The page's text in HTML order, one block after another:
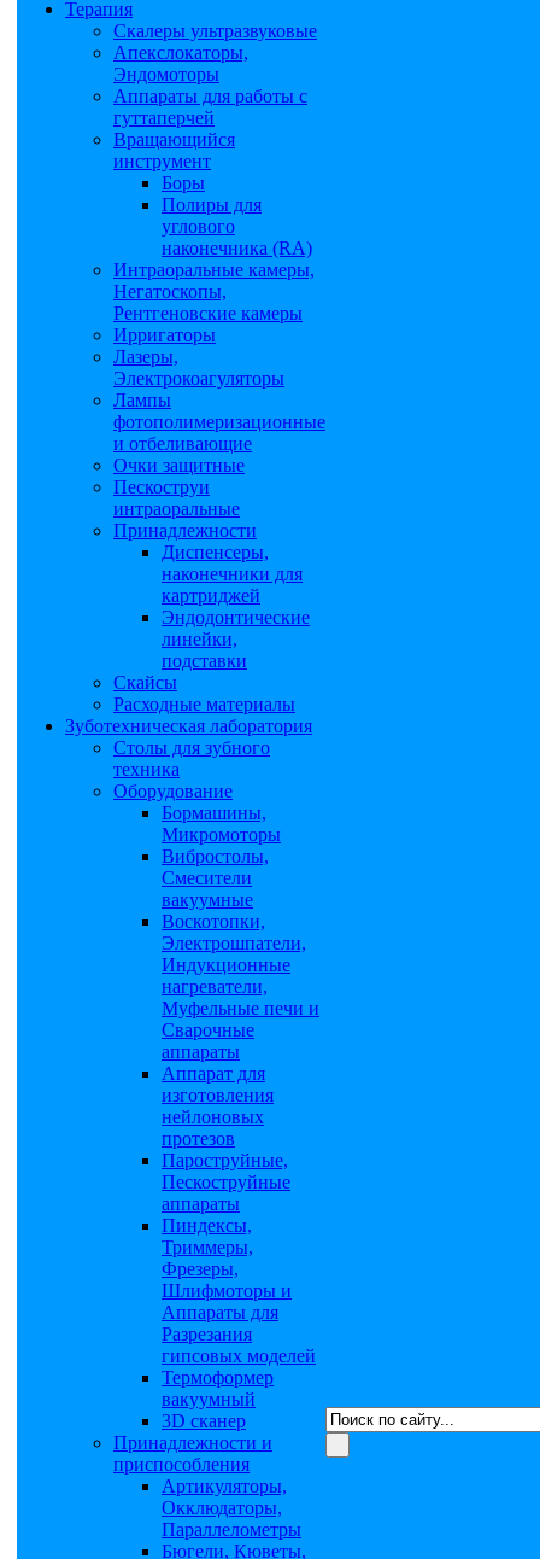
Терапия
Скалеры ультразвуковые
Апекслокаторы,
Эндомоторы
Аппараты для работы с
гуттаперчей
Вращающийся
инструмент
Боры
Полиры для
углового
наконечника (RA)
Интраоральные камеры,
Негатоскопы,
Рентгеновские камеры
Ирригаторы
Лазеры,
Электрокоагуляторы
Лампы
фотополимеризационные
и отбеливающие
Очки защитные
Пескоструи
интраоральные
Принадлежности
Диспенсеры,
наконечники для
картриджей
Эндодонтические
линейки,
подставки
Скайсы
Расходные материалы
Зуботехническая лаборатория
Столы для зубного
техника
Оборудование
Бормашины,
Микромоторы
Вибростолы,
Смесители
вакуумные
Воскотопки,
Электрошпатели,
Индукционные
нагреватели,
Муфельные печи и
Сварочные
аппараты
Аппарат для
изготовления
нейлоновых
протезов
Пароструйные,
Пескоструйные
аппараты
Пиндексы,
Триммеры,
Фрезеры,
Шлифмоторы и
Аппараты для
Разрезания
гипсовых моделей
Термоформер
вакуумный
3D сканер
Принадлежности и
приспособления
Артикуляторы,
Окклюдаторы,
Параллелометры
Бюгели, Кюветы,